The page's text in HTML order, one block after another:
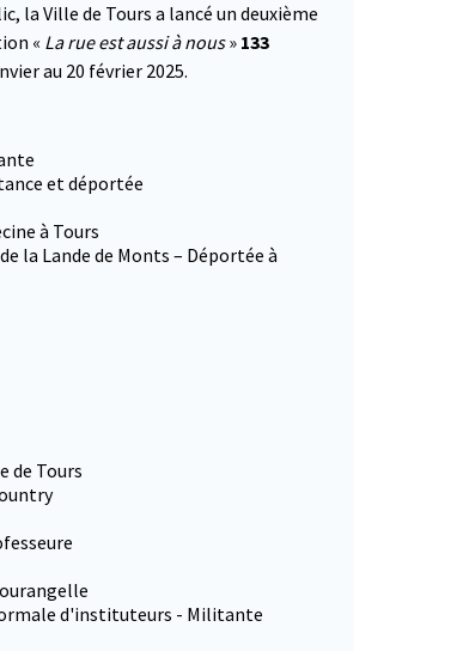
la Ville de Tours a lancé un deuxième
« La rue est aussi à nous» 133
au 20 février 2025.
et déportée
à Tours
la Lande de Monts – Déportée à
de Tours
d'instituteurs - Militante